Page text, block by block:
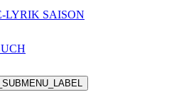
LYRIK SAISON